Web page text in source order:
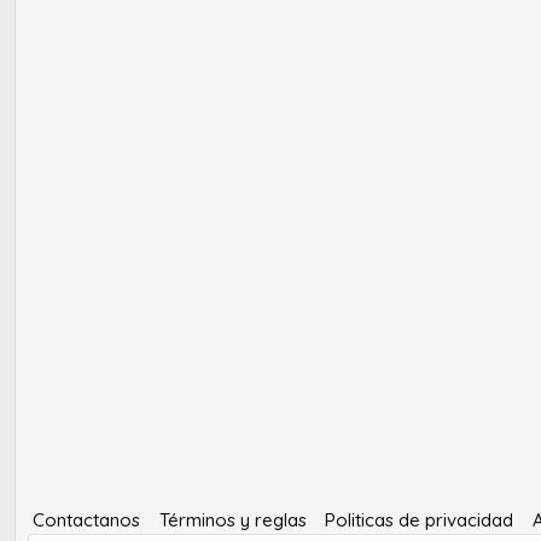
Contactanos Términos y reglas Politicas de privacidad